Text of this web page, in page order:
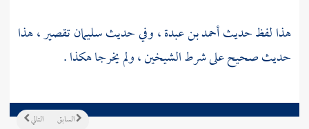
هذا لفظ حديثأحمد بن عبدة، وفي حديثسليمانتقصير ، هذا
حديث صحيح على شرط الشيخين ، ولم يخرجا هكذا .
التالي السابق